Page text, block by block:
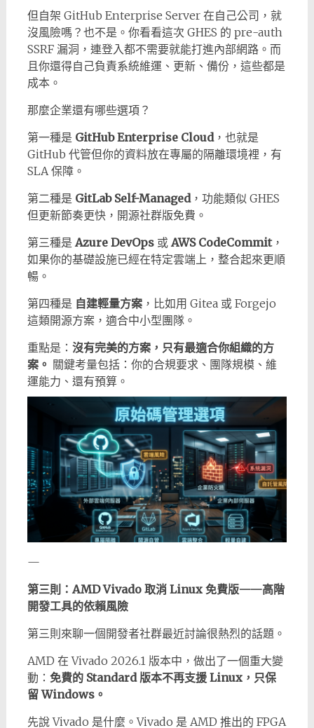
但自架 GitHub Enterprise Server 在自己公司，就
沒風險嗎？也不是。你看看這次 GHES 的 pre-auth
SSRF 漏洞，連登入都不需要就能打進內部網路。而
且你還得自己負責系統維運、更新、備份，這些都是
成本。
那麼企業還有哪些選項？
第一種是 GitHub Enterprise Cloud，也就是
GitHub 代管但你的資料放在專屬的隔離環境裡，有
SLA 保障。
第二種是 GitLab Self-Managed，功能類似 GHES
但更新節奏更快，開源社群版免費。
第三種是 Azure DevOps或 AWS CodeCommit，
如果你的基礎設施已經在特定雲端上，整合起來更順
暢。
第四種是 自建輕量方案，比如用 Gitea 或 Forgejo
這類開源方案，適合中小型團隊。
重點是： 沒有完美的方案，只有最適合你組織的方
案。 關鍵考量包括：你的合規要求、團隊規模、維
運能力、還有預算。
—
第三則：AMD Vivado 取消 Linux 免費版——高階
開發工具的依賴風險
第三則來聊一個開發者社群最近討論很熱烈的話題。
AMD 在 Vivado 2026.1 版本中，做出了一個重大變
動： 免費的 Standard 版本不再支援 Linux，只保
留 Windows。
先說 Vivado 是什麼。Vivado 是 AMD 推出的 FPGA